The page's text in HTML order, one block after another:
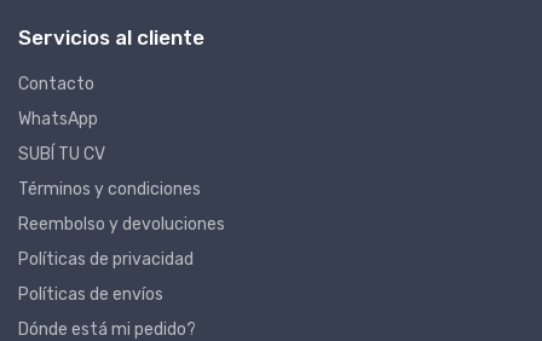
Servicios al cliente
Contacto
WhatsApp
SUBÍ TU CV
Términos y condiciones
Reembolso y devoluciones
Políticas de privacidad
Políticas de envíos
Dónde está mi pedido?